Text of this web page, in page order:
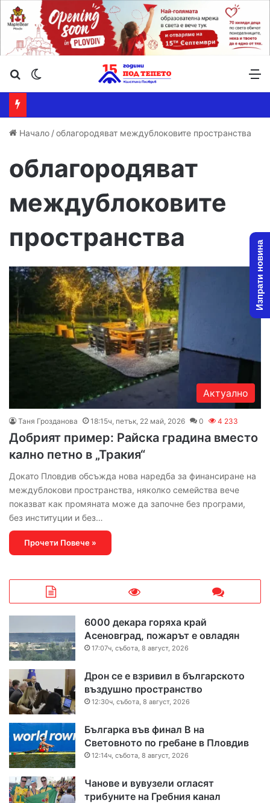
Търсене ...
Начало /облагородяват междублоковите пространства
облагородяват
междублоковите
пространства
Актуално
Таня Грозданова 18:15ч, петък, 22 май, 2026 0 4 233
Добрият пример: Райска градина вместо
кално петно в „Тракия“
Докато Пловдив обсъжда нова наредба за финансиране на
междублокови пространства, няколко семейства вече
показват как промяната може да започне без програми,
без институции и без…
Прочети Повече »
6000 декара горяха край
Асеновград, пожарът е овладян
17:07ч, събота, 8 август, 2026
Дрон се е взривил в българското
въздушно пространство
12:30ч, събота, 8 август, 2026
Българка във финал B на
Световното по гребане в Пловдив
12:14ч, събота, 8 август, 2026
Чанове и вувузели огласят
трибуните на Гребния канал
Изпрати новина